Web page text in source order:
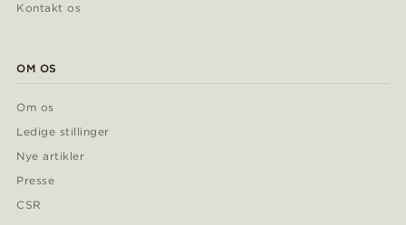
Kontakt os
OM OS
Om os
Ledige stillinger
Nye artikler
Presse
CSR